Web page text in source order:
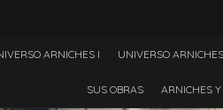
ARNICHES I UNIVERSO
SUS OBRAS ARNICHES